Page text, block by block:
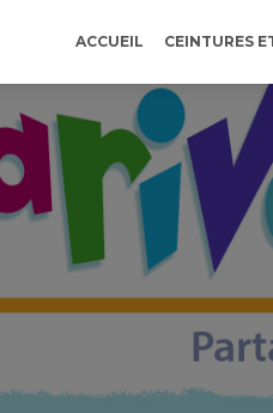
ACCUEIL CEINTURES